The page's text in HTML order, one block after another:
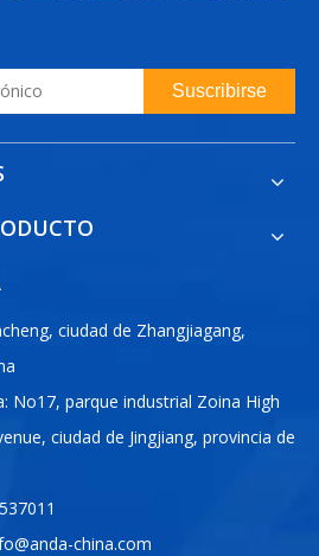
Suscribirse
ciudad de Zhangjiagang,
No17, parque industrial Zoina High
ciudad de Jingjiang, provincia de
china.com